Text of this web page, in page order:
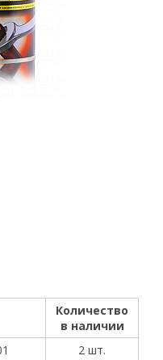
Количество
в наличии
2 шт.